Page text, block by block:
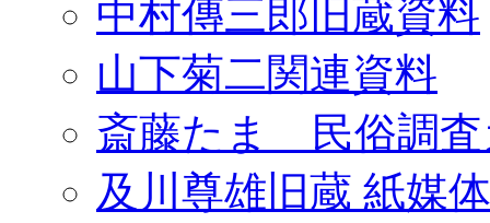
中村傳三郎旧蔵資料
山下菊二関連資料
斎藤たま 民俗調査
及川尊雄旧蔵 紙媒